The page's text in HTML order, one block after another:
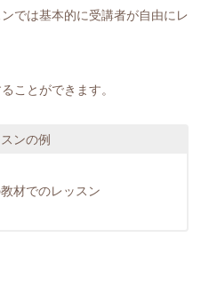
では基本的に受講者が自由にレ
ことができます。
ンの例
材でのレッスン